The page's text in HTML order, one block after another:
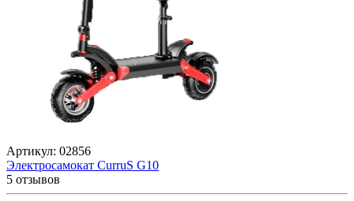
Артикул: 02856
Электросамокат CurruS G10
5 отзывов